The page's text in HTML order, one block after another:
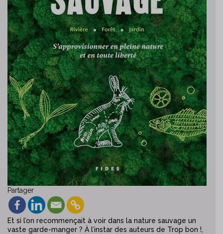
Partager
Et si l’on recommençait à voir dans la nature sauvage un
vaste garde-manger ? À l’instar des auteurs de Trop bon !,